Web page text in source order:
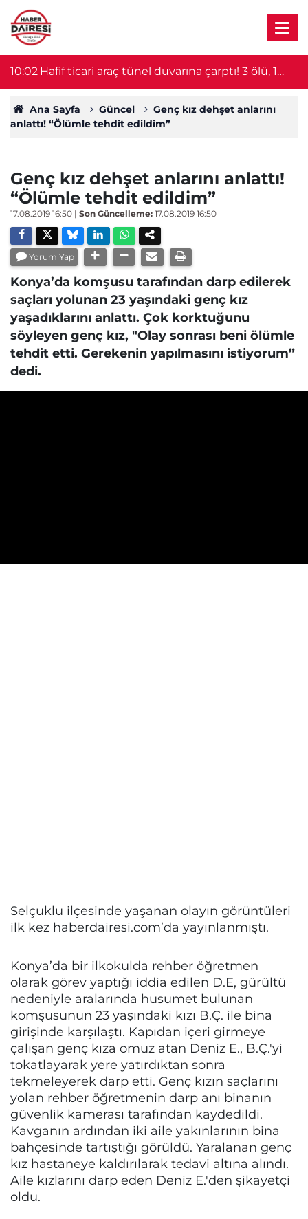
09:45 Milyonları ilgilendiren haber geldi! Öğrenci affı
yürürlüğe girdi
Ana Sayfa Güncel
Genç kız dehşet anlarını
anlattı! “Ölümle tehdit edildim”
Genç kız dehşet anlarını anlattı!
“Ölümle tehdit edildim”
17.08.2019 16:50 | Son Güncelleme: 17.08.2019 16:50
Yorum Yap
Konya’da komşusu tarafından darp edilerek
saçları yolunan 23 yaşındaki genç kız
yaşadıklarını anlattı. Çok korktuğunu
söyleyen genç kız, "Olay sonrası beni ölümle
tehdit etti. Gerekenin yapılmasını istiyorum”
dedi.
Selçuklu ilçesinde yaşanan olayın görüntüleri
ilk kez haberdairesi.com’da yayınlanmıştı.
Konya’da bir ilkokulda rehber öğretmen
olarak görev yaptığı iddia edilen D.E, gürültü
nedeniyle aralarında husumet bulunan
komşusunun 23 yaşındaki kızı B.Ç. ile bina
girişinde karşılaştı. Kapıdan içeri girmeye
çalışan genç kıza omuz atan Deniz E., B.Ç.'yi
tokatlayarak yere yatırdıktan sonra
tekmeleyerek darp etti. Genç kızın saçlarını
yolan rehber öğretmenin darp anı binanın
güvenlik kamerası tarafından kaydedildi.
Kavganın ardından iki aile yakınlarının bina
bahçesinde tartıştığı görüldü. Yaralanan genç
kız hastaneye kaldırılarak tedavi altına alındı.
Aile kızlarını darp eden Deniz E.'den şikayetçi
oldu.